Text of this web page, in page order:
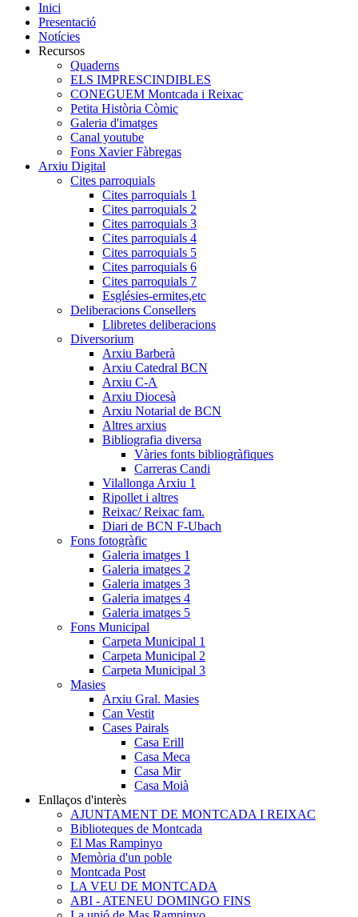
Inici
Presentació
Notícies
Recursos
Quaderns
ELS IMPRESCINDIBLES
CONEGUEM Montcada i Reixac
Petita Història Còmic
Galeria d'imatges
Canal youtube
Fons Xavier Fàbregas
Arxiu Digital
Cites parroquials
Cites parroquials 1
Cites parroquials 2
Cites parroquials 3
Cites parroquials 4
Cites parroquials 5
Cites parroquials 6
Cites parroquials 7
Esglésies-ermites,etc
Deliberacions Consellers
Llibretes deliberacions
Diversorium
Arxiu Barberà
Arxiu Catedral BCN
Arxiu C-A
Arxiu Diocesà
Arxiu Notarial de BCN
Altres arxius
Bibliografia diversa
Vàries fonts bibliogràfiques
Carreras Candi
Vilallonga Arxiu 1
Ripollet i altres
Reixac/ Reixac fam.
Diari de BCN F-Ubach
Fons fotogràfic
Galeria imatges 1
Galeria imatges 2
Galeria imatges 3
Galeria imatges 4
Galeria imatges 5
Fons Municipal
Carpeta Municipal 1
Carpeta Municipal 2
Carpeta Municipal 3
Masies
Arxiu Gral. Masies
Can Vestit
Cases Pairals
Casa Erill
Casa Meca
Casa Mir
Casa Moià
Enllaços d'interès
AJUNTAMENT DE MONTCADA I REIXAC
Biblioteques de Montcada
El Mas Rampinyo
Memòria d'un poble
Montcada Post
LA VEU DE MONTCADA
ABI - ATENEU DOMINGO FINS